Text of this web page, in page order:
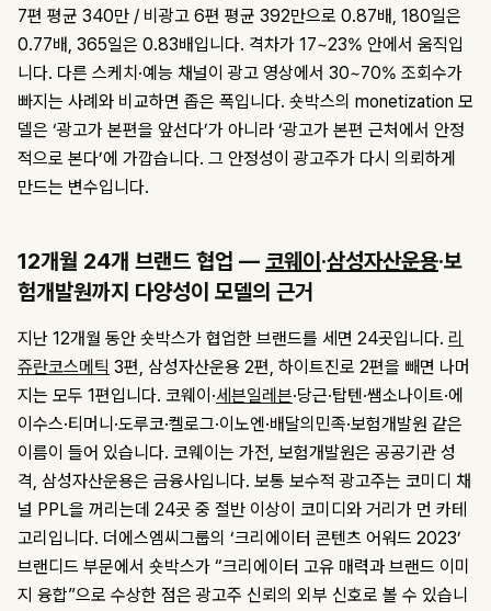
7편 평균 340만 / 비광고 6편 평균 392만으로 0.87배, 180일은
0.77배, 365일은 0.83배입니다. 격차가 17~23% 안에서 움직입
니다. 다른 스케치·예능 채널이 광고 영상에서 30~70% 조회수가
빠지는 사례와 비교하면 좁은 폭입니다. 숏박스의 monetization 모
델은 ‘광고가 본편을 앞선다’가 아니라 ‘광고가 본편 근처에서 안정
적으로 본다’에 가깝습니다. 그 안정성이 광고주가 다시 의뢰하게
만드는 변수입니다.
12개월 24개 브랜드 협업 — 코웨이 ·삼성자산운용·보
험개발원까지 다양성이 모델의 근거
지난 12개월 동안 숏박스가 협업한 브랜드를 세면 24곳입니다. 리
쥬란코스메틱 3편, 삼성자산운용 2편, 하이트진로 2편을 빼면 나머
지는 모두 1편입니다. 코웨이·세븐일레븐·당근·탑텐·쌤소나이트·에
이수스·티머니·도루코·켈로그·이노엔·배달의민족·보험개발원 같은
이름이 들어 있습니다. 코웨이는 가전, 보험개발원은 공공기관 성
격, 삼성자산운용은 금융사입니다. 보통 보수적 광고주는 코미디 채
널 PPL을 꺼리는데 24곳 중 절반 이상이 코미디와 거리가 먼 카테
고리입니다. 더에스엠씨그룹의 ‘크리에이터 콘텐츠 어워드 2023’
브랜디드 부문에서 숏박스가 “크리에이터 고유 매력과 브랜드 이미
지 융합”으로 수상한 점은 광고주 신뢰의 외부 신호로 볼 수 있습니